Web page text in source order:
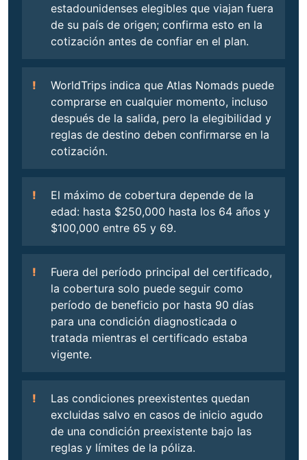
estadounidenses elegibles que viajan fuera
de su país de origen; confirma esto en la
cotización antes de confiar en el plan.
WorldTrips indica que Atlas Nomads puede
comprarse en cualquier momento, incluso
después de la salida, pero la elegibilidad y
reglas de destino deben confirmarse en la
cotización.
El máximo de cobertura depende de la
edad: hasta $250,000 hasta los 64 años y
$100,000 entre 65 y 69.
Fuera del período principal del certificado,
la cobertura solo puede seguir como
período de beneficio por hasta 90 días
para una condición diagnosticada o
tratada mientras el certificado estaba
vigente.
Las condiciones preexistentes quedan
excluidas salvo en casos de inicio agudo
de una condición preexistente bajo las
reglas y límites de la póliza.